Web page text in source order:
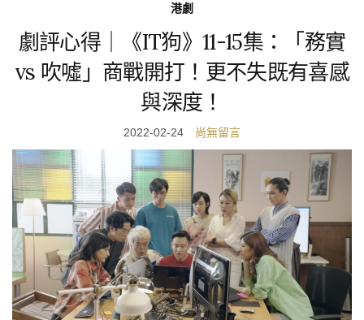
港劇
劇評心得｜《IT狗》11-15集：「務實
vs 吹噓」商戰開打！更不失既有喜感
與深度！
2022-02-24 尚無留言